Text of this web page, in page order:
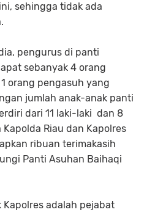
sehingga tidak ada
pengurus di panti
sebanyak 4 orang
orang pengasuh yang
jumlah anak-anak panti
dari 11 laki-laki dan 8
Riau dan Kapolres
ribuan terimakasih
Panti Asuhan Baihaqi
Kapolres adalah pejabat